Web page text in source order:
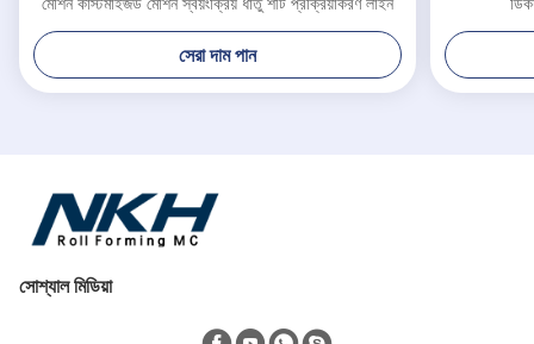
সেরা দাম পান
সোশ্যাল মিডিয়া